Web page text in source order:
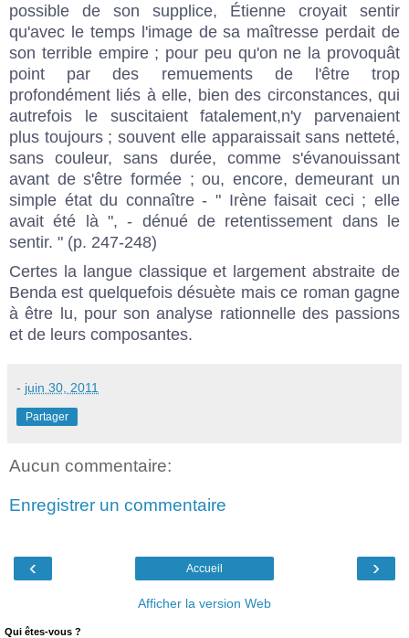
possible de son supplice, Étienne croyait sentir
qu'avec le temps l'image de sa maîtresse perdait de
son terrible empire ; pour peu qu'on ne la provoquât
point par des remuements de l'être trop
profondément liés à elle, bien des circonstances, qui
autrefois le suscitaient fatalement,n'y parvenaient
plus toujours ; souvent elle apparaissait sans netteté,
sans couleur, sans durée, comme s'évanouissant
avant de s'être formée ; ou, encore, demeurant un
simple état du connaître - " Irène faisait ceci ; elle
avait été là ", - dénué de retentissement dans le
sentir. " (p. 247-248)
Certes la langue classique et largement abstraite de
Benda est quelquefois désuète mais ce roman gagne
à être lu, pour son analyse rationnelle des passions
et de leurs composantes.
- juin 30, 2011
Partager
Aucun commentaire:
Enregistrer un commentaire
‹ ›
Accueil
Afficher la version Web
Qui êtes-vous ?